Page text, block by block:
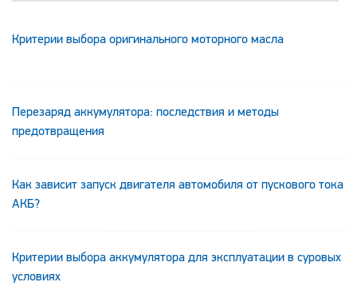
Критерии выбора оригинального моторного масла
Перезаряд аккумулятора: последствия и методы
предотвращения
Как зависит запуск двигателя автомобиля от пускового тока
АКБ?
Критерии выбора аккумулятора для эксплуатации в суровых
условиях